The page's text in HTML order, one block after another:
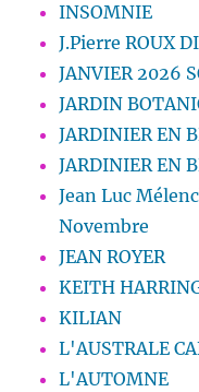
INSOMNIE
J.Pierre ROUX
JANVIER 2026
JARDIN
JARDINIER EN
JARDINIER EN
Jean Luc
Novembre
JEAN ROYER
KEITH
KILIAN
L'AUSTRALE
L'AUTOMNE